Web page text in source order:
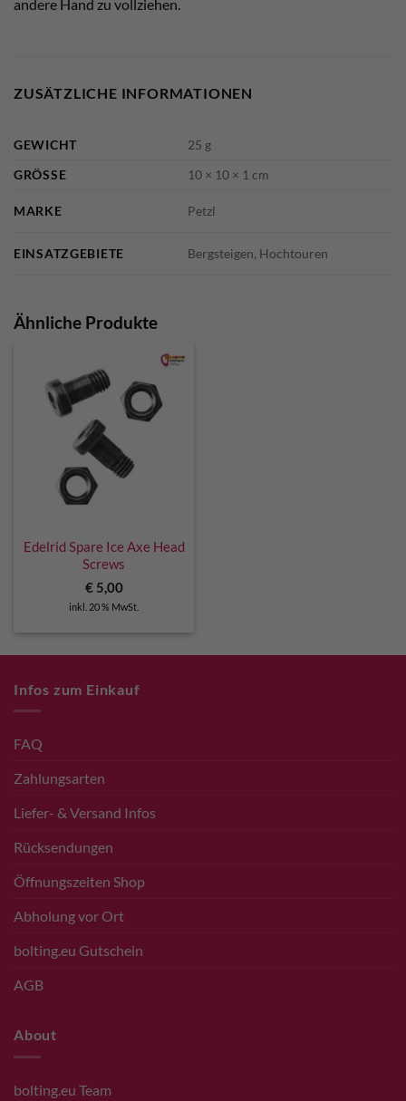
andere Hand zu vollziehen.
ZUSÄTZLICHE INFORMATIONEN
GEWICHT
25 g
GRÖSSE
10 × 10 × 1 cm
MARKE Petzl
EINSATZGEBIETE Bergsteigen, Hochtouren
Ähnliche Produkte
Edelrid Spare Ice Axe Head
Screws
€5,00
inkl. 20 % MwSt.
Infos zum Einkauf
FAQ
Zahlungsarten
Liefer- & Versand Infos
Rücksendungen
Öffnungszeiten Shop
Abholung vor Ort
bolting.eu Gutschein
AGB
About
bolting.eu Team